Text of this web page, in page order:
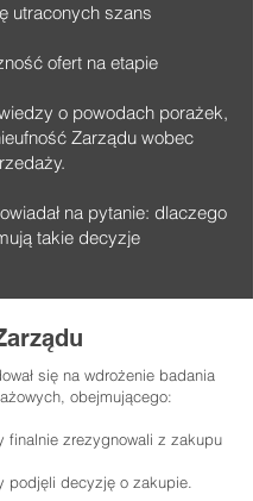
utraconych szans
ofert na etapie
o powodach porażek,
Zarządu wobec
na pytanie: dlaczego
takie decyzje
się na wdrożenie badania
obejmującego:
finalnie zrezygnowali z zakupu
podjęli decyzję o zakupie.